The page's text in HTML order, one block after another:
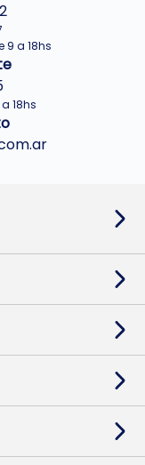
9 a 18hs
18hs